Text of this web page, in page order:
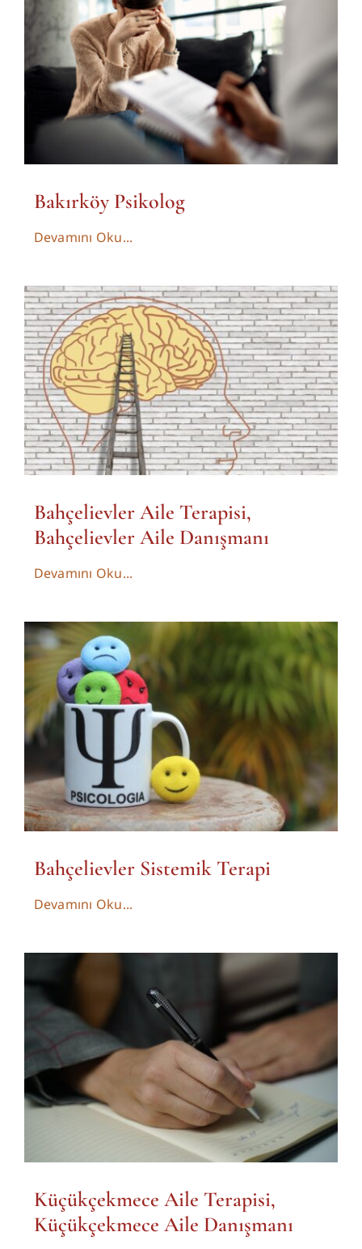
Bakırköy Psikolog
Devamını Oku...
Bahçelievler Aile Terapisi,
Bahçelievler Aile Danışmanı
Devamını Oku...
Bahçelievler Sistemik Terapi
Devamını Oku...
Küçükçekmece Aile Terapisi,
Küçükçekmece Aile Danışmanı